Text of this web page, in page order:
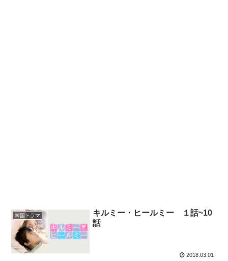
韓国ドラマ
キルミー・ヒールミー １話~10
話
2018.03.01